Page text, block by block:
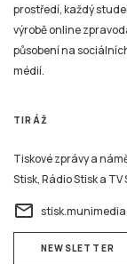
prostředí, každý
výrobě online
působení na
médií.
TIRÁŽ
Tiskové zprávy a
Stisk, Rádio Stisk a
email
NEWSLETTER